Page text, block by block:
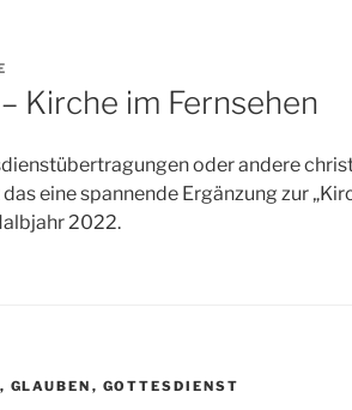
Kirche im Fernsehen
oder andere
eine spannende Ergänzung zur
2022.
, GLAUBEN , GOTTESDIENST